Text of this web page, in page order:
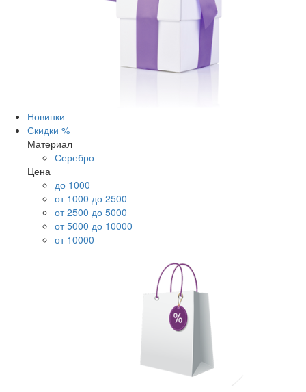
Новинки
Скидки %
Материал
Серебро
Цена
до 1000
от 1000 до 2500
от 2500 до 5000
от 5000 до 10000
от 10000